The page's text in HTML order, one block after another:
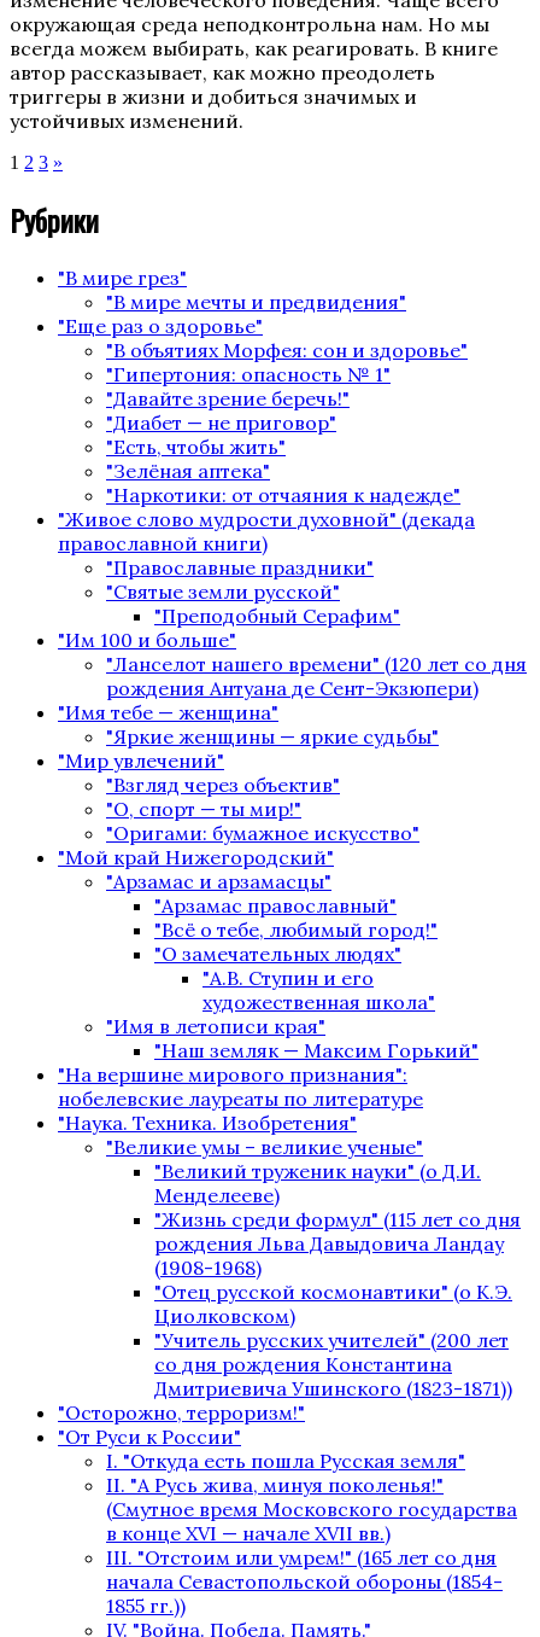
окружающая среда неподконтрольна нам. Но мы
всегда можем выбирать, как реагировать. В книге
автор рассказывает, как можно преодолеть
триггеры в жизни и добиться значимых и
устойчивых изменений.
Пагинация
записей
Страница
1 Страница
2 Страница
3 »
Рубрики
"В мире грез"
"В мире мечты и предвидения"
"Еще раз о здоровье"
"В объятиях Морфея: сон и здоровье"
"Гипертония: опасность № 1"
"Давайте зрение беречь!"
"Диабет — не приговор"
"Есть, чтобы жить"
"Зелёная аптека"
"Наркотики: от отчаяния к надежде"
"Живое слово мудрости духовной" (декада
православной книги)
"Православные праздники"
"Святые земли русской"
"Преподобный Серафим"
"Им 100 и больше"
"Ланселот нашего времени" (120 лет со дня
рождения Антуана де Сент-Экзюпери)
"Имя тебе — женщина"
"Яркие женщины — яркие судьбы"
"Мир увлечений"
"Взгляд через объектив"
"О, спорт — ты мир!"
"Оригами: бумажное искусство"
"Мой край Нижегородский"
"Арзамас и арзамасцы"
"Арзамас православный"
"Всё о тебе, любимый город!"
"О замечательных людях"
"А.В. Ступин и его
художественная школа"
"Имя в летописи края"
"Наш земляк — Максим Горький"
"На вершине мирового признания":
нобелевские лауреаты по литературе
"Наука. Техника. Изобретения"
"Великие умы – великие ученые"
"Великий труженик науки" (о Д.И.
Менделееве)
"Жизнь среди формул" (115 лет со дня
рождения Льва Давыдовича Ландау
(1908-1968)
"Отец русской космонавтики" (о К.Э.
Циолковском)
"Учитель русских учителей" (200 лет
со дня рождения Константина
Дмитриевича Ушинского (1823-1871))
"Осторожно, терроризм!"
"От Руси к России"
I. "Откуда есть пошла Русская земля"
II. "А Русь жива, минуя поколенья!"
(Смутное время Московского государства
в конце XVI — начале XVII вв.)
III. "Отстоим или умрем!" (165 лет со дня
начала Севастопольской обороны (1854-
1855 гг.))
IV. "Война. Победа. Память."